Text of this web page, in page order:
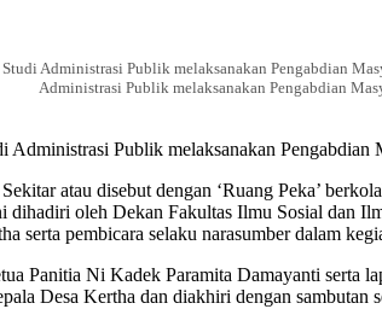
Administrasi Publik melaksanakan Pengabdian
Administrasi Publik melaksanakan Pengabdian
Publik melaksanakan
atau disebut dengan ‘Ruang Peka’
dihadiri oleh Dekan Fakultas Ilmu Sosial dan
serta pembicara selaku narasumber dalam
Panitia Ni Kadek Paramita Damayanti serta
Desa Kertha dan diakhiri dengan